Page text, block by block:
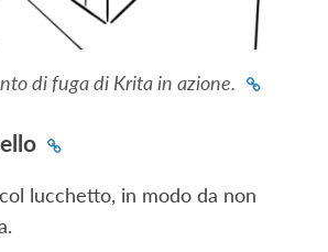
di fuga di Krita in azione.
lucchetto, in modo da non